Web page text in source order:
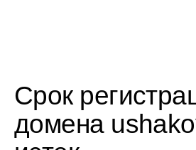
Срок
домена